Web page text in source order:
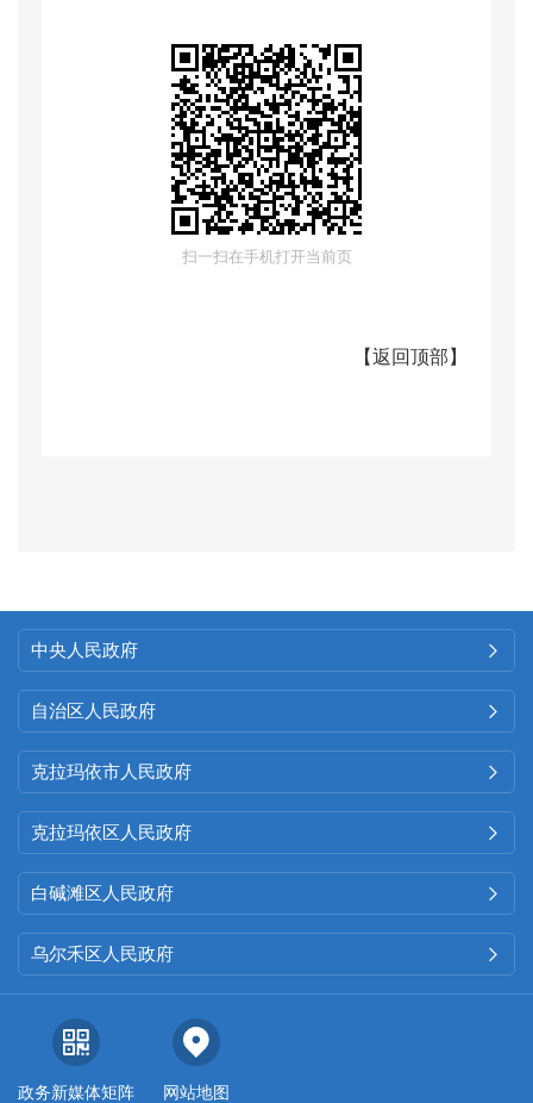
扫一扫在手机打开当前页
【返回顶部 】
中央人民政府 
自治区人民政府 
克拉玛依市人民政府 
克拉玛依区人民政府 
白碱滩区人民政府 
乌尔禾区人民政府 
政务新媒体矩阵 网站地图